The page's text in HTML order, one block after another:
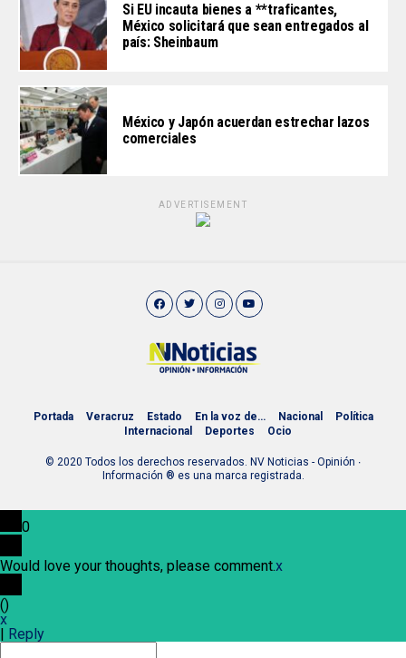
Si EU incauta bienes a **traficantes,
México solicitará que sean entregados al
país: Sheinbaum
México y Japón acuerdan estrechar lazos
comerciales
ADVERTISEMENT
Portada Veracruz Estado En la voz de… Nacional
Política
Internacional
Deportes Ocio
© 2020 Todos los derechos reservados. NV Noticias - Opinión ∙
Información ® es una marca registrada.
0
Would love your thoughts, please comment.x
()
x
Reply